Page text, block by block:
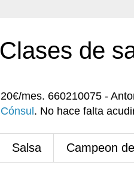
Clases de
20€/mes. 660210075 -
Cónsul . No hace falta
Salsa Campeon